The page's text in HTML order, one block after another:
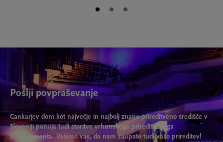
Pošlji povpraševanje
Cankarjev dom kot največje in najbolj znano prireditveno središče v
Sloveniji ponuja tudi storitve vrhunskega prireditvenega
menedžmenta. Vabimo vas, da nam zaupate tudi vašo prireditev!